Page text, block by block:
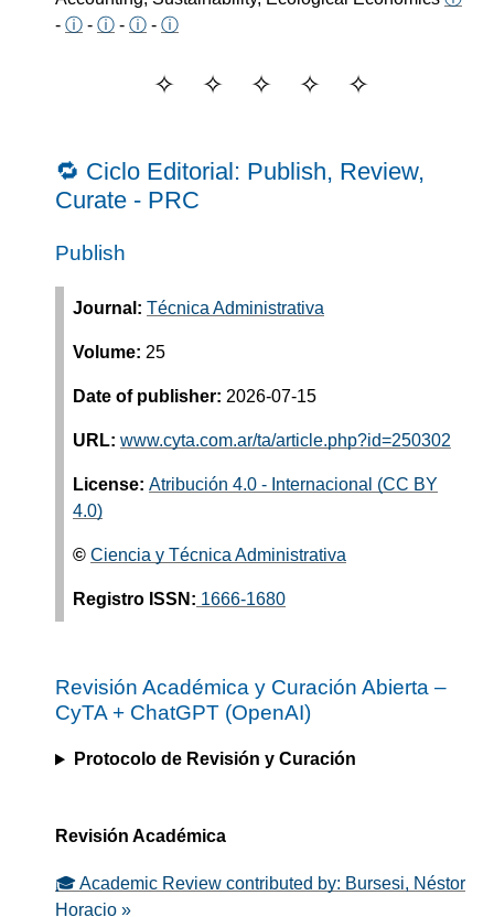
- ⓘ - ⓘ - ⓘ - ⓘ
🔁 Ciclo Editorial: Publish, Review,
Curate - PRC
Publish
Journal: Técnica Administrativa
Volume: 25
Date of publisher: 2026-07-15
URL: www.cyta.com.ar/ta/article.php?id=250302
License: Atribución 4.0 - Internacional (CC BY
4.0)
© Ciencia y Técnica Administrativa
Registro ISSN: 1666-1680
Revisión Académica y Curación Abierta –
CyTA+ ChatGPT (OpenAI)
Protocolo de Revisión y Curación
Revisión Académica
🎓 Academic Review contributed by: Bursesi, Néstor
Horacio »